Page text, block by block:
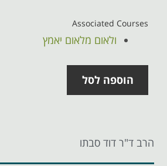
Associated Courses
ולאום מלאום יאמץ
הוספה לסל
הרב ד"ר דוד סבתו